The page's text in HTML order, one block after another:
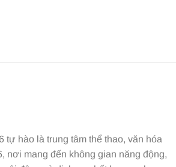
tự hào là trung tâm thể thao, văn hóa
nơi mang đến không gian năng động,